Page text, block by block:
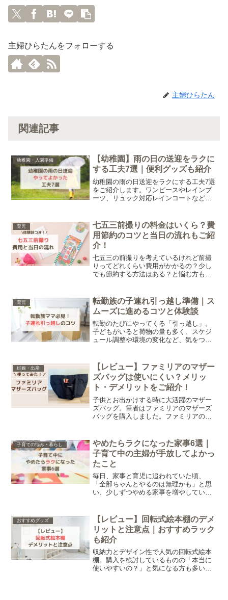
主婦ひらたんをフォローする
主婦ひらたん
関連記事
幼稚園・入園準備
【幼稚園】雨の日の送迎をラクに
する工夫7選｜便利グッズも紹介
幼稚園の雨の日送迎をラクにする工夫7選
をご紹介します。ワンピースやレインブ
ーツ、リュック対応レインコートなど、
育児
七五三前撮りの料金はいくら？費
用節約のコツと当日の流れもご紹
介！
七五三の前撮りを考えているけれど前撮
りってどれくらい費用がかかるの？少し
でも節約する方法はある？と悩む方も多
ポイント、撮影当日の流れまで、体験談
を交えてご紹介します。
育児
転勤族の子連れ引っ越し準備｜ス
ムーズに進めるコツと体験談
転勤のたびにやってくる「引っ越し」。
子どもがいると荷物の量も多く、スケジ
ュール調整や環境の変化など、気をつけ
越しをスムーズに進めるコツをご紹介し
ます。
妊娠・出産
【レビュー】ファミリアのマザー
ズバッグは使いにくい？メリッ
ト・デメリットをご紹介！
子供とお出かけする時に大活躍のマザー
ズバッグ。筆者はファミリアのマザーズ
バッグを購入しました。ファミリアのマ
ではないでしょうか。そこで今回はファ
ミリアのマザーズバッグについてレビュ
ーします。
子育ての悩み・暮らし
やめたらラクになった家事6選｜
子育て中の主婦が手放してよかっ
たこと
毎日、家事と育児に追われていた頃、
「全部ちゃんとやるのは無理かも」と思
い、少しずつやめる家事を増やしていき
の私が「やめてよかった」と感じた家事
をまとめました。
おすすめグッズ
【レビュー】回転式絵本棚のデメ
リットと注意点｜おすすめラック
も紹介
収納力とデザイン性で人気の回転式絵本
棚。購入を検討しているものの「本当に
使いやすいの？」と気になる方も多いで